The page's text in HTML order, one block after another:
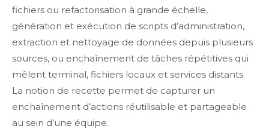
fichiers ou refactorisation à grande échelle,
génération et exécution de scripts d’administration,
extraction et nettoyage de données depuis plusieurs
sources, ou enchaînement de tâches répétitives qui
mêlent terminal, fichiers locaux et services distants.
La notion de recette permet de capturer un
enchaînement d’actions réutilisable et partageable
au sein d’une équipe.